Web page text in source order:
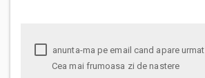
Cea mai frumoasa zi de nastere